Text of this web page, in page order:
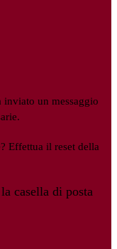
inviato un messaggio
Effettua il reset della
casella di posta